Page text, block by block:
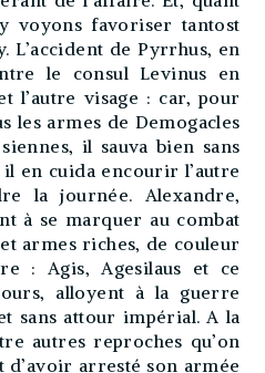
voyons favoriser tantost
L’accident de Pyrrhus, en
le consul Levinus en
l’autre visage : car, pour
les armes de Demogacles
il sauva bien sans
en cuida encourir l’autre
la journée. Alexandre,
à se marquer au combat
armes riches, de couleur
: Agis, Agesilaus et ce
alloyent à la guerre
sans attour impérial. A la
autres reproches qu’on
d’avoir arresté son armée